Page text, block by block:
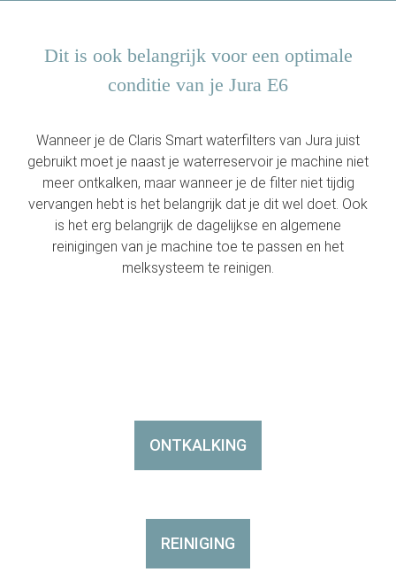
Dit is ook belangrijk voor een optimale
conditie van je Jura E6
Wanneer je de Claris Smart waterfilters van Jura juist
gebruikt moet je naast je waterreservoir je machine niet
meer ontkalken, maar wanneer je de filter niet tijdig
vervangen hebt is het belangrijk dat je dit wel doet. Ook
is het erg belangrijk de dagelijkse en algemene
reinigingen van je machine toe te passen en het
melksysteem te reinigen.
ONTKALKING
REINIGING